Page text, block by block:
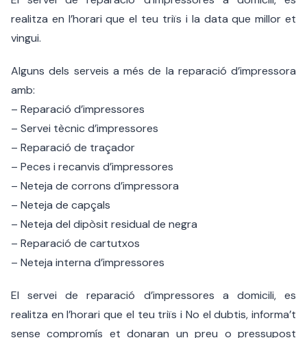
realitza en l’horari que el teu triïs i la data que millor et
vingui.
Alguns dels serveis a més de la reparació d’impressora
amb:
– Reparació d’impressores
– Servei tècnic d’impressores
– Reparació de traçador
– Peces i recanvis d’impressores
– Neteja de corrons d’impressora
– Neteja de capçals
– Neteja del dipòsit residual de negra
– Reparació de cartutxos
– Neteja interna d’impressores
El servei de reparació d’impressores a domicili, es
realitza en l’horari que el teu triïs i No el dubtis, informa’t
sense compromís et donaran un preu o pressupost